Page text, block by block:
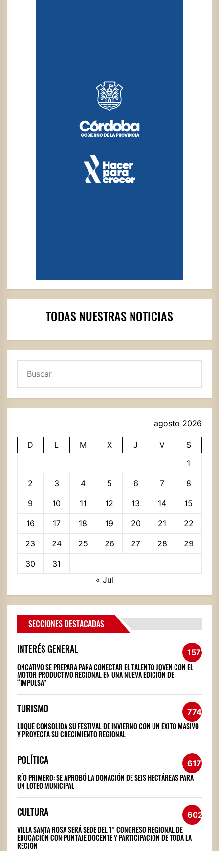
TODAS NUESTRAS NOTICIAS
agosto 2026
D L M X J V
S
1
2 3 4 5 6 7 8
9 10 11 12 13 14 15
16 17 18 19 20 21 22
23 24 25 26 27 28 29
30
31
« Jul
SECCIONES DESTACADAS
INTERÉS GENERAL 1571
ONCATIVO SE PREPARA PARA CONECTAR EL TALENTO JOVEN CON EL
MOTOR PRODUCTIVO REGIONAL EN UNA NUEVA EDICIÓN DE
“IMPULSA”
TURISMO 774
LUQUE CONSOLIDA SU FESTIVAL DE INVIERNO CON UN ÉXITO MASIVO
Y PROYECTA SU CRECIMIENTO REGIONAL
POLÍTICA 617
RÍO PRIMERO: SE APROBÓ LA DONACIÓN DE SEIS HECTÁREAS PARA
UN LOTEO MUNICIPAL
CULTURA 602
VILLA SANTA ROSA SERÁ SEDE DEL 1° CONGRESO REGIONAL DE
EDUCACIÓN CON PUNTAJE DOCENTE Y PARTICIPACIÓN DE TODA LA
REGIÓN